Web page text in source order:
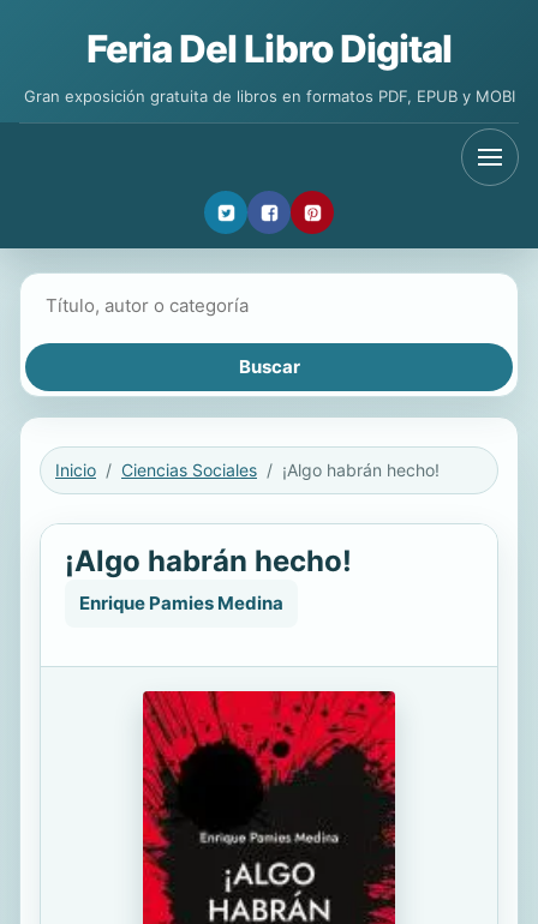
Feria Del Libro Digital
Gran exposición gratuita de libros en formatos PDF, EPUB y MOBI
Inicio Ciencias Sociales ¡Algo habrán hecho!
¡Algo habrán hecho!
Enrique Pamies Medina